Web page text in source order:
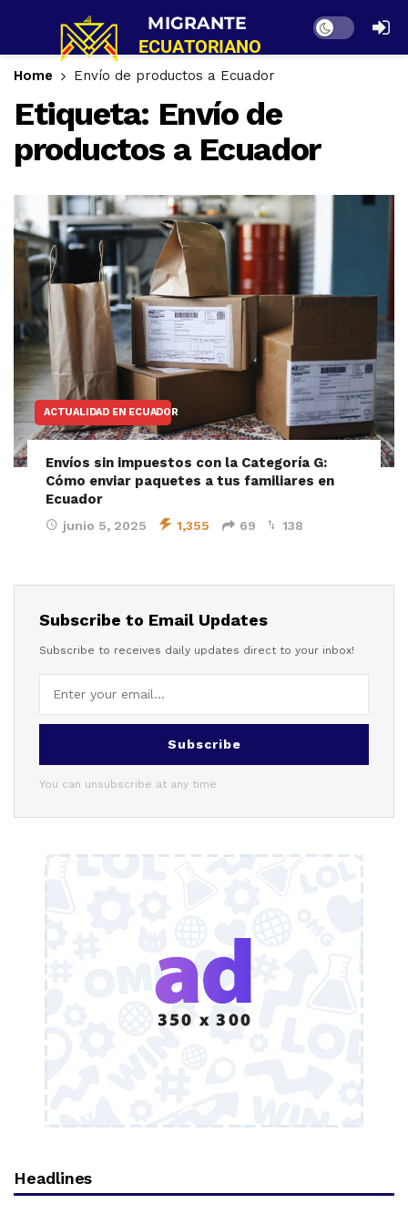
Dark mode
Home Envío de productos a Ecuador
Etiqueta: Envío de
productos a Ecuador
ACTUALIDAD EN ECUADOR
Envíos sin impuestos con la Categoría G:
Cómo enviar paquetes a tus familiares en
Ecuador
junio 5, 2025 1,355 69 138
Subscribe to Email Updates
Subscribe to receives daily updates direct to your inbox!
Subscribe
You can unsubscribe at any time
Headlines